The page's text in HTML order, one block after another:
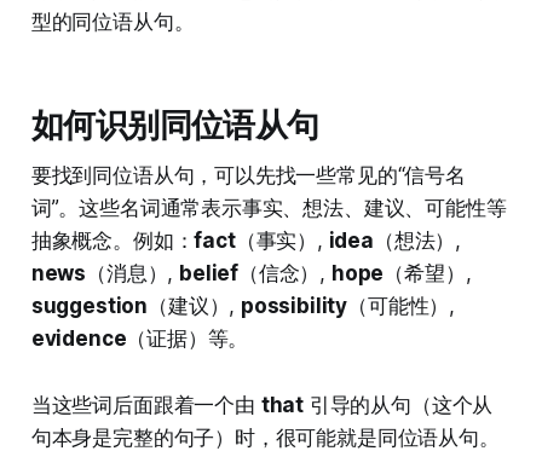
型的同位语从句。
如何识别同位语从句
要找到同位语从句，可以先找一些常见的“信号名
词”。这些名词通常表示事实、想法、建议、可能性等
抽象概念。例如：fact（事实）, idea （想法）,
news （消息）, belief （信念）, hope （希望）,
suggestion （建议）, possibility （可能性）,
evidence （证据）等。
当这些词后面跟着一个由 that 引导的从句（这个从
句本身是完整的句子）时，很可能就是同位语从句。